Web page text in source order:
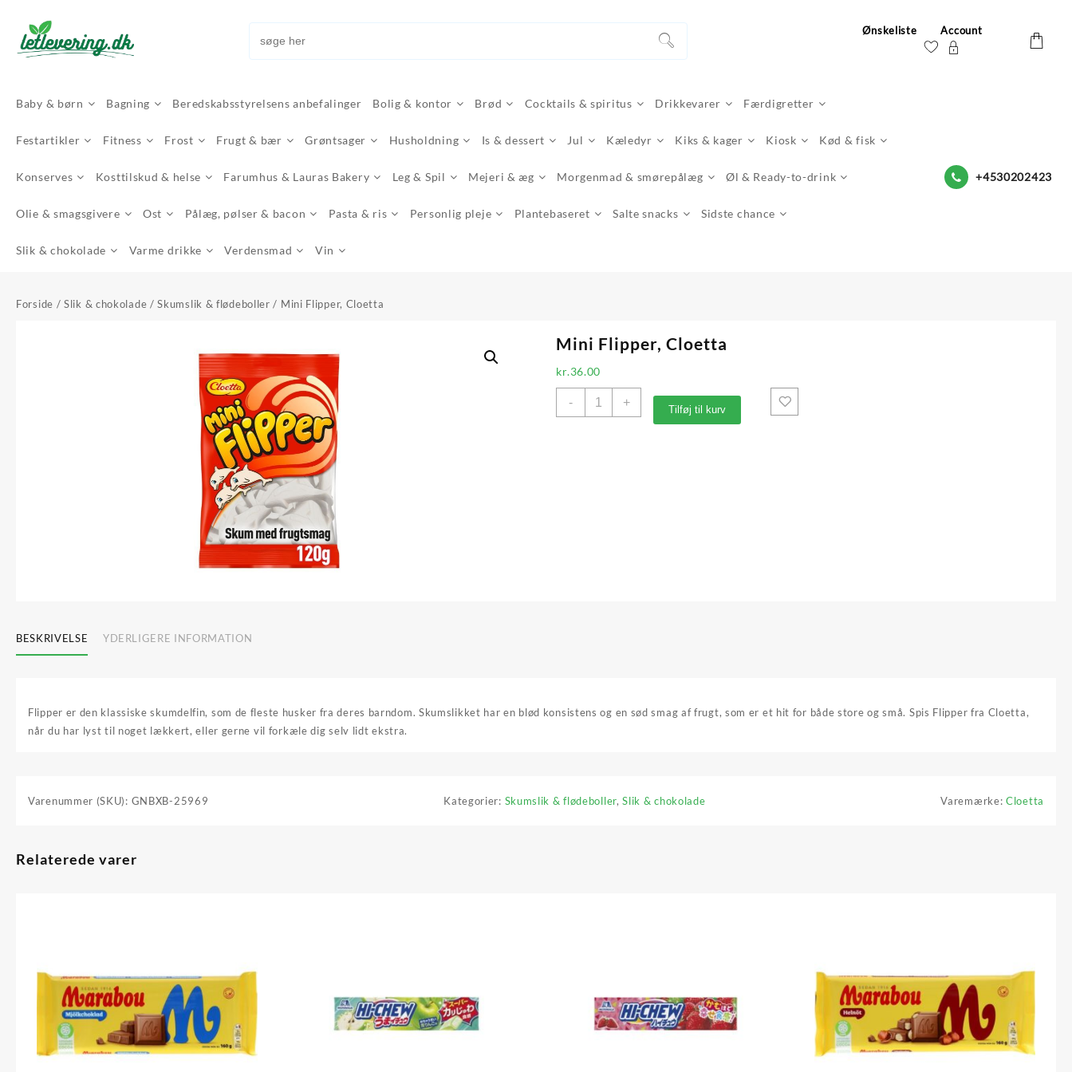
content
Ønskeliste Account
Baby & børn Bagning Beredskabsstyrelsens anbefalinger Bolig & kontor Brød Cocktails & spiritus Drikkevarer Færdigretter
Festartikler Fitness Frost Frugt & bær Grøntsager Husholdning Is & dessert Jul Kæledyr Kiks & kager Kiosk Kød & fisk
Konserves Kosttilskud & helse Farumhus & Lauras Bakery Leg & Spil Mejeri & æg Morgenmad & smørepålæg Øl & Ready-to-drink
Olie & smagsgivere Ost Pålæg, pølser & bacon Pasta & ris Personlig pleje Plantebaseret Salte snacks Sidste chance
Slik & chokolade Varme drikke Verdensmad Vin
+4530202423
Forside /Slik & chokolade /Skumslik & flødeboller / Mini Flipper, Cloetta
Mini Flipper, Cloetta
kr.36.00
-
Mini
+
Tilføj til kurv
BESKRIVELSE YDERLIGERE INFORMATION
Flipper er den klassiske skumdelfin, som de fleste husker fra deres barndom. Skumslikket har en blød konsistens og en sød smag af frugt, som er et hit for både store og små. Spis Flipper fra Cloetta,
når du har lyst til noget lækkert, eller gerne vil forkæle dig selv lidt ekstra.
Varenummer (SKU): GNBXB-25969 Kategorier: Skumslik & flødeboller,Slik & chokolade Varemærke:Cloetta
Relaterede varer